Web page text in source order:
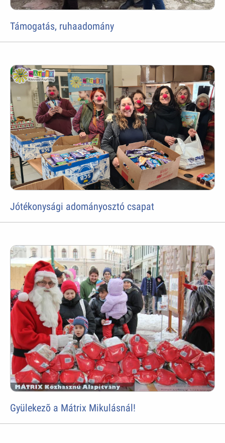
Támogatás, ruhaadomány
Jótékonysági adományosztó csapat
Gyülekezõ a Mátrix Mikulásnál!